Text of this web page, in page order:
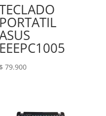
PORTATIL
EEEPC1005
$ 79.900